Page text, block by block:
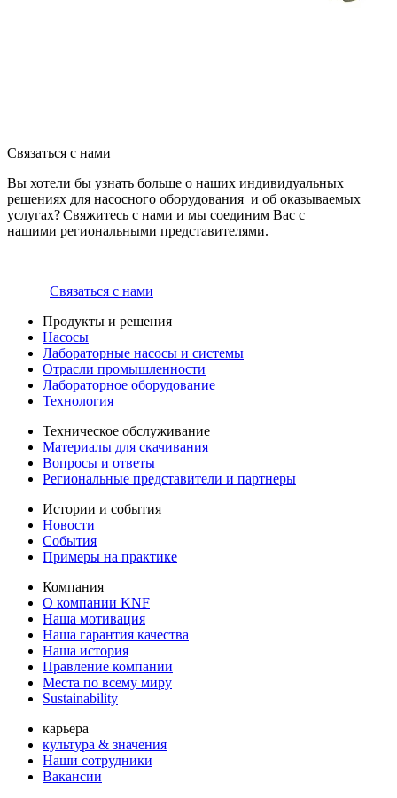
Связаться с нами
Вы хотели бы узнать больше о наших индивидуальных
решениях для насосного оборудования и об оказываемых
услугах? Свяжитесь с нами и мы соединим Вас с
нашими региональными представителями.
Связаться с нами
Продукты и решения
Насосы
Лабораторные насосы и системы
Отрасли промышленности
Лабораторное оборудование
Технология
Техническое обслуживание
Материалы для скачивания
Вопросы и ответы
Региональные представители и партнеры
Истории и события
Новости
События
Примеры на практике
Компания
О компании KNF
Наша мотивация
Наша гарантия качества
Наша история
Правление компании
Места по всему миру
Sustainability
карьера
культура & значения
Наши сотрудники
Вакансии